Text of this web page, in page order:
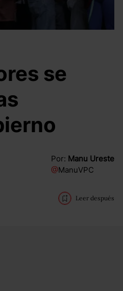
se
Por: Manu Ureste
@ManuVPC
Leer después